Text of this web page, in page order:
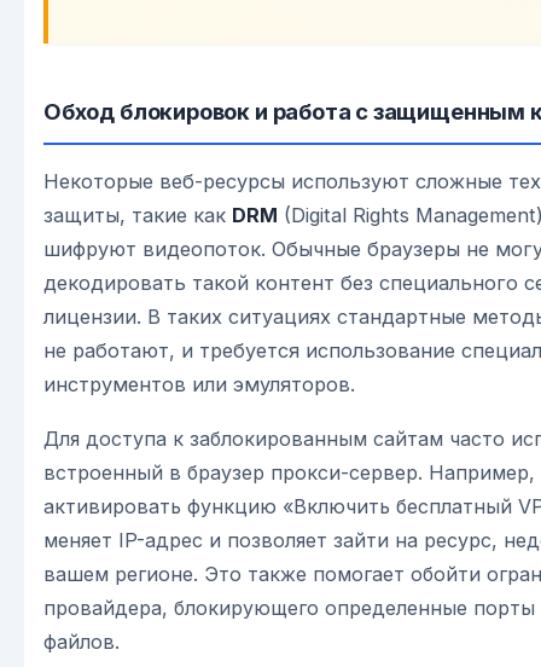
Обход блокировок и работа с защищенным
Некоторые веб-ресурсы используют сложные
защиты, такие как DRM (Digital Rights
шифруют видеопоток. Обычные браузеры не
декодировать такой контент без специального
лицензии. В таких ситуациях стандартные
не работают, и требуется использование
инструментов или эмуляторов.
Для доступа к заблокированным сайтам часто
встроенный в браузер прокси-сервер.
активировать функцию «Включить бесплатный
меняет IP-адрес и позволяет зайти на ресурс,
вашем регионе. Это также помогает обойти
провайдера, блокирующего определенные порты
файлов.